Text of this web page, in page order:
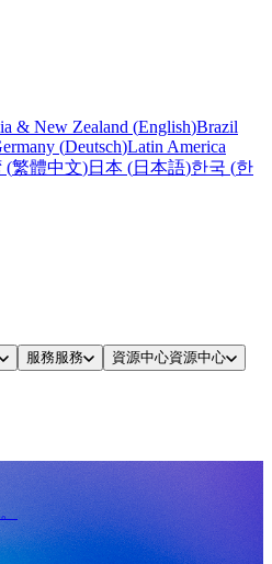
& New Zealand (English)Brazil
(Deutsch)Latin America
(繁體中文)日本 (日本語)한국 (한
服務服務 資源中心資源中心